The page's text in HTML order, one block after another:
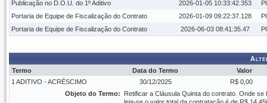
Publicação no D.O.U. do 1º Aditivo
2026-01-05 10:33:42.353
Portaria de Equipe de Fiscalização do Contrato
2026-01-09 09:22:37.128
Portaria de Equipe de Fiscalização do Contrato
2026-06-03 08:41:35.47
Termo
Data do Termo
Valor
1 ADITIVO - ACRÉSCIMO
30/12/2025
R$ 0,00
Objeto do Termo:
Retificar a Cláusula Quinta do contrato. Onde